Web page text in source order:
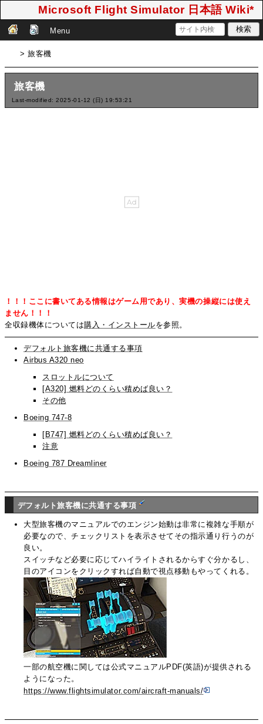
Microsoft Flight Simulator 日本語 Wiki*
Menu
> 旅客機
旅客機
Last-modified: 2025-01-12 (日) 19:53:21
！！！ここに書いてある情報はゲーム用であり、実機の操縦には使え
ません！！！
全収録機体については購入・インストールを参照。
デフォルト旅客機に共通する事項
Airbus A320 neo
スロットルについて
[A320] 燃料どのくらい積めば良い？
その他
Boeing 747-8
[B747] 燃料どのくらい積めば良い？
注意
Boeing 787 Dreamliner
デフォルト旅客機に共通する事項
大型旅客機のマニュアルでのエンジン始動は非常に複雑な手順が
必要なので、チェックリストを表示させてその指示通り行うのが
良い。
スイッチなど必要に応じてハイライトされるからすぐ分かるし、
目のアイコンをクリックすれば自動で視点移動もやってくれる。
一部の航空機に関しては公式マニュアルPDF(英語)が提供される
ようになった。
https://www.flightsimulator.com/aircraft-manuals/